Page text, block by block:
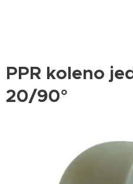
PPR koleno
20/90°